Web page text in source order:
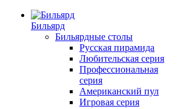
Бильярд
Бильярдные столы
Русская пирамида
Любительская серия
Профессиональная
серия
Американский пул
Игровая серия